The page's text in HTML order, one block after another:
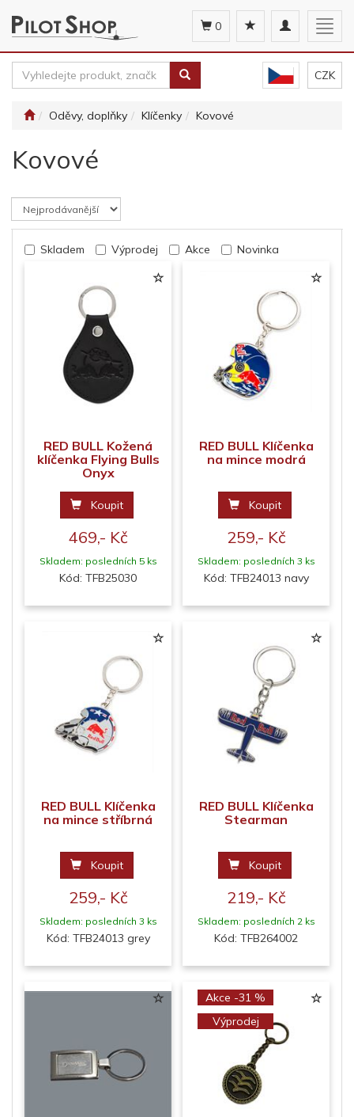
Toggle
navigation
0
CZK
Oděvy, doplňky Klíčenky Kovové
Kovové
Skladem Výprodej Akce Novinka
RED BULL Kožená
klíčenka Flying Bulls
Onyx
Koupit
469,- Kč
Skladem: posledních 5 ks
Kód: TFB25030
RED BULL Klíčenka
na mince modrá
Koupit
259,- Kč
Skladem: posledních 3 ks
Kód: TFB24013 navy
RED BULL Klíčenka
na mince stříbrná
Koupit
259,- Kč
Skladem: posledních 3 ks
Kód: TFB24013 grey
RED BULL Klíčenka
Stearman
Koupit
219,- Kč
Skladem: posledních 2 ks
Kód: TFB264002
Akce -31 %
Výprodej